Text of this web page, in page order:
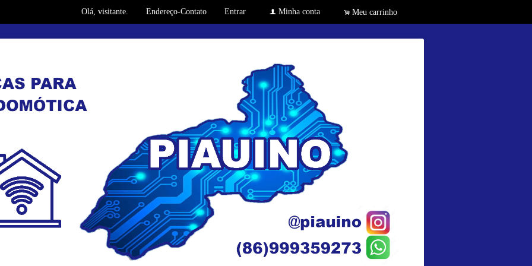
Olá, visitante. Endereço-Contato Entrar f Minha conta . Meu carrinho